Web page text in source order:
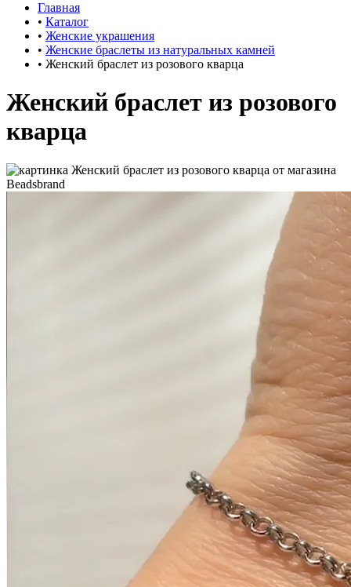
Главная
• Каталог
• Женские украшения
• Женские браслеты из натуральных камней
• Женский браслет из розового кварца
Женский браслет из розового
кварца